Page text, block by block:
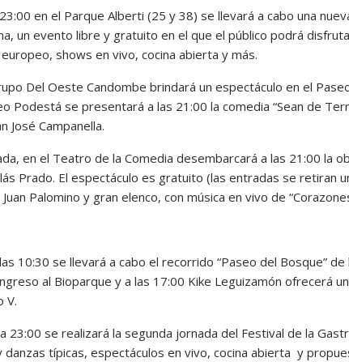
en el Parque Alberti (25 y 38) se llevará a cabo una
un evento libre y gratuito en el que el público podrá
shows en vivo, cocina abierta y más.
Del Oeste Candombe brindará un espectáculo en el
Podestá se presentará a las 21:00 la comedia “Sean de
José Campanella.
en el Teatro de la Comedia desembarcará a las 21:00 la
Prado. El espectáculo es gratuito (las entradas se retiran
Palomino y gran elenco, con música en vivo de
10:30 se llevará a cabo el recorrido “Paseo del Bosque”
al Bioparque y a las 17:00 Kike Leguizamón ofrecerá
V.
23:00 se realizará la segunda jornada del Festival de la
típicas, espectáculos en vivo, cocina abierta y